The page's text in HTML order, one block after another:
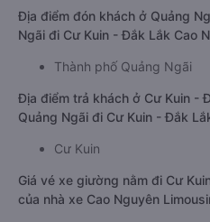
Địa điểm đón khách ở Quảng
Ngãi đi Cư Kuin - Đắk Lắk Cao
Thành phố Quảng Ngãi
Địa điểm trả khách ở Cư Kuin -
Quảng Ngãi đi Cư Kuin - Đắk
Cư Kuin
Giá vé xe giường nằm đi Cư
của nhà xe Cao Nguyên